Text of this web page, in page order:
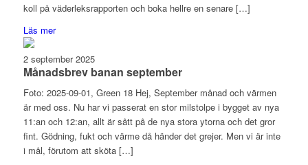
koll på väderleksrapporten och boka hellre en senare […]
Läs mer
2 september 2025
Månadsbrev banan september
Foto: 2025-09-01, Green 18 Hej, September månad och värmen
är med oss. Nu har vi passerat en stor milstolpe i bygget av nya
11:an och 12:an, allt är sått på de nya stora ytorna och det gror
fint. Gödning, fukt och värme då händer det grejer. Men vi är inte
i mål, förutom att sköta […]